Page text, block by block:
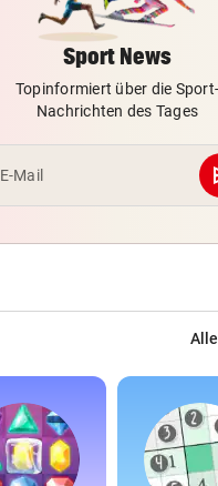
Sport News
Topinformiert über die Sport-
Nachrichten des Tages
E-Mail